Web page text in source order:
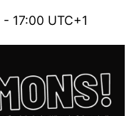
- 17:00 UTC+1